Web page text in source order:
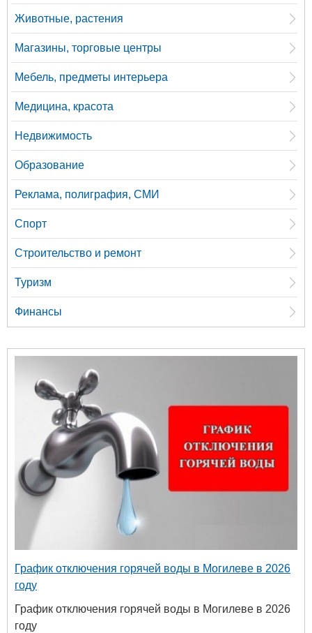
Животные, растения
Магазины, торговые центры
Мебель, предметы интерьера
Медицина, красота
Недвижимость
Образование
Реклама, полиграфия, СМИ
Спорт
Строительство и ремонт
Туризм
Финансы
График отключения горячей воды в Могилеве в 2026
году
График отключения горячей воды в Могилеве в 2026
году